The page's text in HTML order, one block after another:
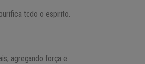
todo o espirito.
agregando força e